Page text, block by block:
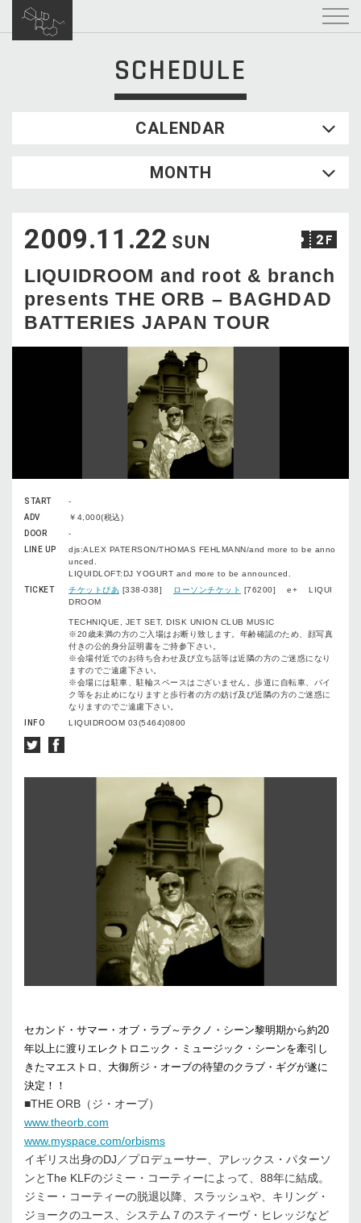
SCHEDULE
CALENDAR
WED
2
3 4 5
8
16
17 18 19 20 21
22
23
24 25 26 27 28
29
30
31
MONTH
2009.11.22 SUN
LIQUIDROOM and root & branch
presents THE ORB – BAGHDAD
BATTERIES JAPAN TOUR
START
-
ADV
￥4,000(税込)
DOOR
-
LINE UP
djs:ALEX PATERSON/THOMAS FEHLMANN/and more to be anno
unced.
LIQUIDLOFT:DJ YOGURT and more to be announced.
TICKET
チケットぴあ [338-038] ローソンチケット [76200] e+ LIQUI
DROOM
TECHNIQUE, JET SET, DISK UNION CLUB MUSIC
※20歳未満の方のご入場はお断り致します。年齢確認のため、顔写真
付きの公的身分証明書をご持参下さい。
※会場付近でのお待ち合わせ及び立ち話等は近隣の方のご迷惑になり
ますのでご遠慮下さい。
※会場には駐車、駐輪スペースはございません。歩道に自転車、バイ
ク等をお止めになりますと歩行者の方の妨げ及び近隣の方のご迷惑に
なりますのでご遠慮下さい。
INFO
LIQUIDROOM 03(5464)0800
セカンド・サマー・オブ・ラブ～テクノ・シーン黎明期から約20
年以上に渡りエレクトロニック・ミュージック・シーンを牽引し
きたマエストロ、大御所ジ・オーブの待望のクラブ・ギグが遂に
決定！！
■THE ORB（ジ・オーブ）
www.theorb.com
www.myspace.com/orbisms
イギリス出身のDJ／プロデューサー、アレックス・パターソ
ンとThe KLFのジミー・コーティーによって、88年に結成。
ジミー・コーティーの脱退以降、スラッシュや、キリング・
ジョークのユース、システム７のスティーヴ・ヒレッジなど